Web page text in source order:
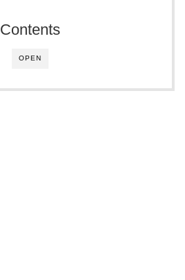
OPEN
Contents